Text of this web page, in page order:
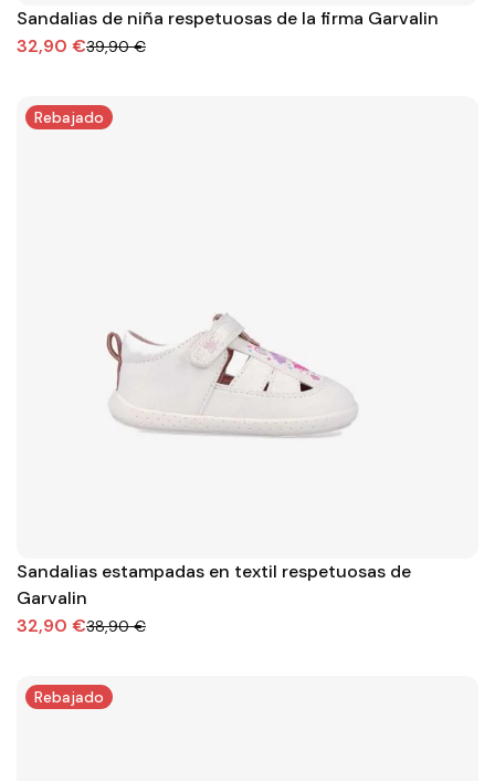
Sandalias de niña respetuosas de la firma Garvalin
32,90 €39,90 €
Rebajado
Sandalias estampadas en textil respetuosas de
Garvalin
32,90 €38,90 €
Rebajado